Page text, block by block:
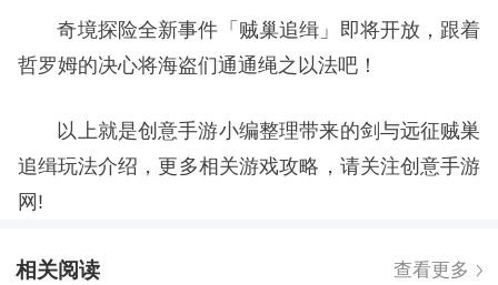
奇境探险全新事件「贼巢追缉」即将开放，跟着
哲罗姆的决心将海盗们通通绳之以法吧！
以上就是创意手游小编整理带来的剑与远征贼巣
追缉玩法介绍，更多相关游戏攻略，请关注创意手游
网!
相关阅读 查看更多